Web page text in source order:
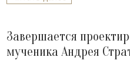
Завершается
мученика Андрея